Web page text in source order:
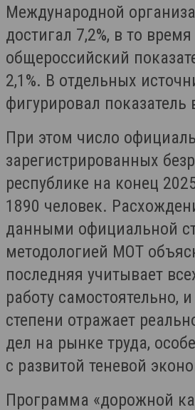
Международной
достигал 7,2%, в то
общероссийский
2,1%. В отдельных
фигурировал показатель
При этом число
зарегистрированных
республике на конец
1890 человек.
данными официальной
методологией МОТ
последняя учитывает
работу самостоятельно,
степени отражает
дел на рынке труда,
с развитой теневой
Программа «дорожной